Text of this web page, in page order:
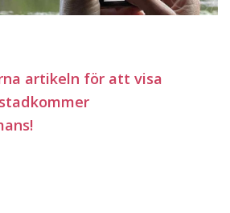
artikeln för att visa